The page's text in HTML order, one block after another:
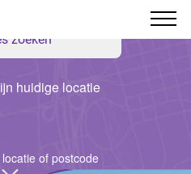
huidige locatie
of postcode